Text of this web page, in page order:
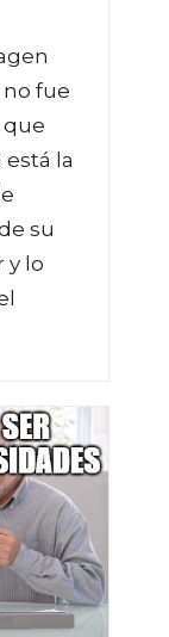
fue
que
la
su
y lo